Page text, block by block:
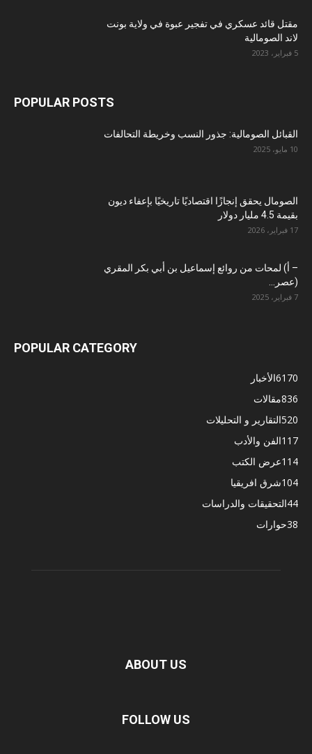
مقتل قائد عسكري في تفجير عبوة في ولاية بونت
لاند الصومالية
5 فبراير، 2023
POPULAR POSTS
القبائل الصومالية: جذور النسب وخريطة التحالفات
10 مايو، 2025
الصومال يحقق إنجازًا اقتصاديًا تاريخيًا بإعفاء ديون
بقيمة 4.5 مليار دولار
17 فبراير، 2026
– أ) لمحات من روائع إسماعيل بن أبي بكر المقري
(عصر...
7 فبراير، 2025
POPULAR CATEGORY
الأخبار6170
مقالات836
التقارير و التحليلات520
الفن والأدب117
عرض الكتب114
شرق افريقيا104
التحقيقات والدراسات44
حوارات38
ABOUT US
FOLLOW US